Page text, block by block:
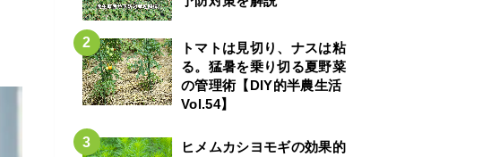
トマトは見切り、ナスは粘
る。猛暑を乗り切る夏野菜
の管理術【DIY的半農生活
Vol.54】
ヒメムカシヨモギの効果的